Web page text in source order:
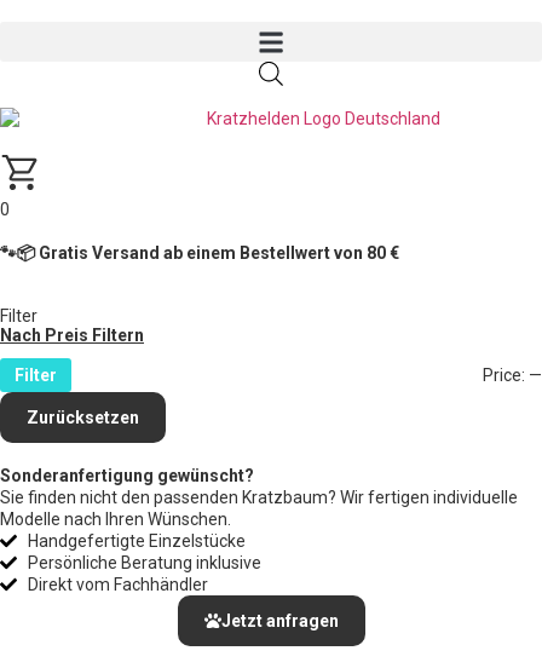
0
🐾📦 Gratis Versand ab einem Bestellwert von 80 €
Filter
Nach Preis Filtern
Filter Price: —
Zurücksetzen
Sonderanfertigung gewünscht?
Sie finden nicht den passenden Kratzbaum? Wir fertigen individuelle
Modelle nach Ihren Wünschen.
Handgefertigte Einzelstücke
Persönliche Beratung inklusive
Direkt vom Fachhändler
Jetzt anfragen